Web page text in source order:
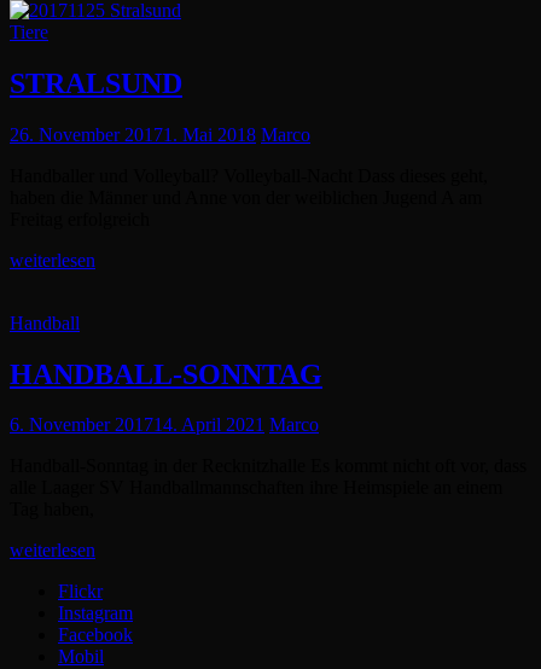
Cat
Tiere
STRALSUND
Posted
26. November 20171. Mai 2018 Marco
weiterlesen
Cat
Handball
HANDBALL-SONNTAG
Posted
6. November 201714. April 2021 Marco
weiterlesen
Flickr
Instagram
Facebook
Mobil